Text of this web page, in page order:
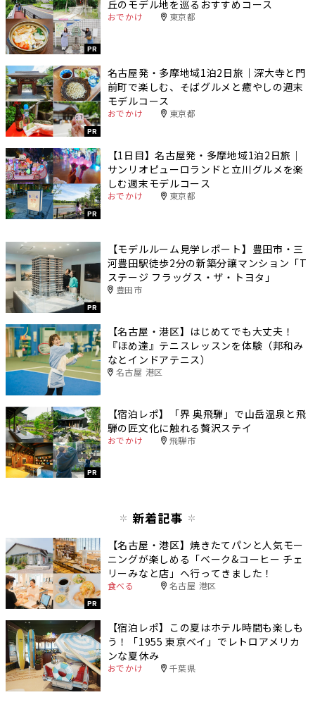
PR
丘のモデル地を巡るおすすめコース
おでかけ 東京都
PR
名古屋発・多摩地域1泊2日旅｜深大寺と門
前町で楽しむ、そばグルメと癒やしの週末
モデルコース
おでかけ 東京都
PR
【1日目】名古屋発・多摩地域1泊2日旅｜
サンリオピューロランドと立川グルメを楽
しむ週末モデルコース
おでかけ 東京都
PR
【モデルルーム見学レポート】豊田市・三
河豊田駅徒歩2分の新築分譲マンション「T
ステージ フラッグス・ザ・トヨタ」
豊田市
【名古屋・港区】はじめてでも大丈夫！
『ほめ達』テニスレッスンを体験（邦和み
なとインドアテニス）
名古屋 港区
PR
【宿泊レポ】「界 奥飛騨」で山岳温泉と飛
騨の匠文化に触れる贅沢ステイ
おでかけ 飛騨市
新着記事
PR
【名古屋・港区】焼きたてパンと人気モー
ニングが楽しめる「ベーク&コーヒー チェ
リーみなと店」へ行ってきました！
食べる 名古屋 港区
【宿泊レポ】この夏はホテル時間も楽しも
う！「1955 東京ベイ」でレトロアメリカ
ンな夏休み
おでかけ 千葉県